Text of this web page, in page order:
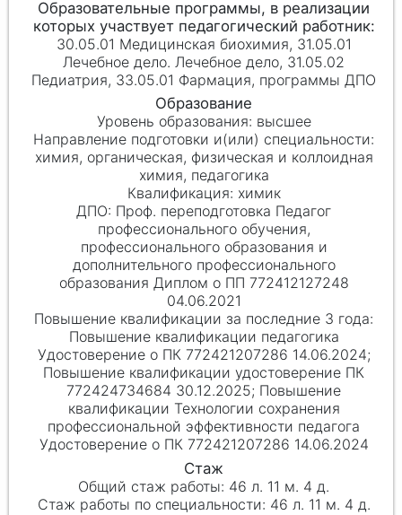
30.05.01 Медицинская биохимия, 31.05.01
Лечебное дело. Лечебное дело, 31.05.02
Педиатрия, 33.05.01 Фармация, программы ДПО
высшее
химия, органическая, физическая и коллоидная
химия, педагогика
химик
Проф. переподготовка Педагог
профессионального обучения,
профессионального образования и
дополнительного профессионального
образования Диплом о ПП 772412127248
04.06.2021
Повышение квалификации педагогика
Удостоверение о ПК 772421207286 14.06.2024;
Повышение квалификации удостоверение ПК
772424734684 30.12.2025; Повышение
квалификации Технологии сохранения
профессиональной эффективности педагога
Удостоверение о ПК 772421207286 14.06.2024
46 л. 11 м. 4 д.
46 л. 11 м. 4 д.